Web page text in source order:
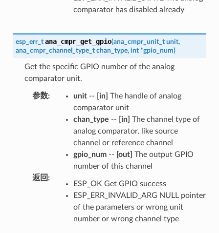
comparator has disabled already
esp_err_t ana_cmpr_get_gpio(ana_cmpr_unit_t unit,
ana_cmpr_channel_type_t chan_type, int *gpio_num)
Get the specific GPIO number of the analog
comparator unit.
参数: unit-- [in] The handle of analog
comparator unit
chan_type -- [in] The channel type of
analog comparator, like source
channel or reference channel
gpio_num-- [out] The output GPIO
number of this channel
返回 :
ESP_OK Get GPIO success
ESP_ERR_INVALID_ARG NULL pointer
of the parameters or wrong unit
number or wrong channel type